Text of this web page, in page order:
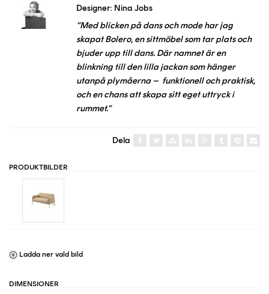
Designer: Nina Jobs
”Med blicken på dans och mode har jag
skapat Bolero, en sittmöbel som tar plats och
bjuder upp till dans. Där namnet är en
blinkning till den lilla jackan som hänger
utanpå plymåerna – funktionell och praktisk,
och en chans att skapa sitt eget uttryck i
rummet.”
Dela
PRODUKTBILDER
Ladda ner vald bild
DIMENSIONER